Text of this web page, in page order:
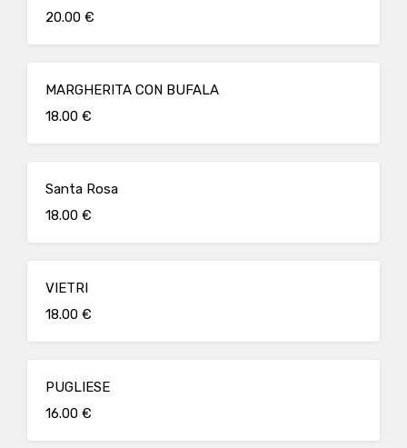
20.00 €
MARGHERITA CON BUFALA
18.00 €
Santa Rosa
18.00 €
VIETRI
18.00 €
PUGLIESE
16.00 €